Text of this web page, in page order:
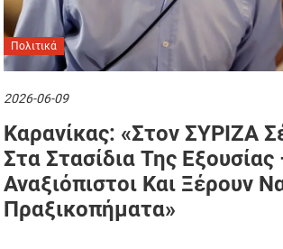
Πολιτικά
2026-06-09
Καρανίκας: «Στον ΣΥΡΙΖΑ
Στα Στασίδια Της Εξουσίας
Αναξιόπιστοι Και Ξέρουν
Πραξικοπήματα»